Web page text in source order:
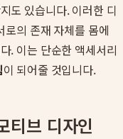
도 있습니다. 이러한 디
로의 존재 자체를 몸에
. 이는 단순한 액세서리
이 되어줄 것입니다.
티브 디자인